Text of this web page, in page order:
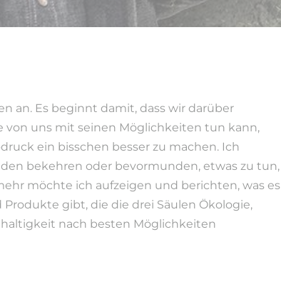
an. Es beginnt damit, dass wir darüber
von uns mit seinen Möglichkeiten tun kann,
ein bisschen besser zu machen. Ich
bekehren oder bevormunden, etwas zu tun,
möchte ich aufzeigen und berichten, was es
gibt, die die drei Säulen Ökologie,
nach besten Möglichkeiten